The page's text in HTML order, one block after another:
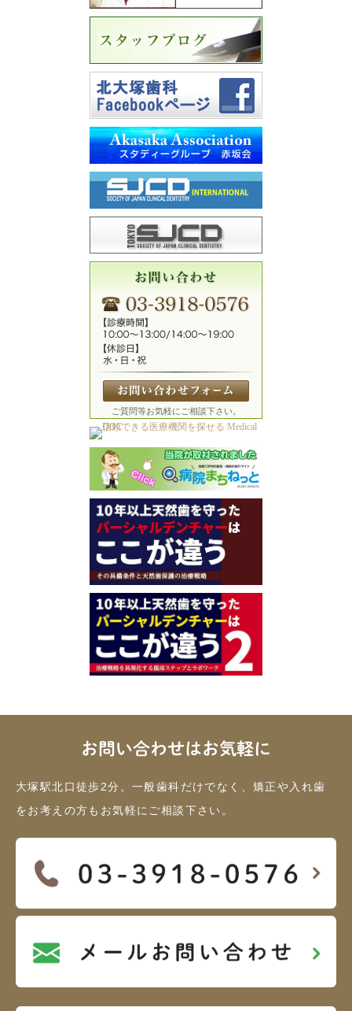
ご質問等お気軽にご相談下さい。
お問い合わせはお気軽に
大塚駅北口徒歩2分。一般歯科だけでなく、矯正や入れ歯
をお考えの方もお気軽にご相談下さい。